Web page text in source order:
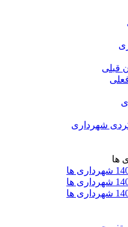
قبلی
شهرداری
ها